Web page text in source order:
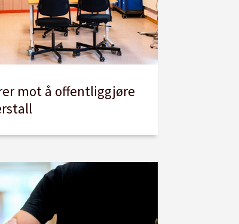
mot å offentliggjøre